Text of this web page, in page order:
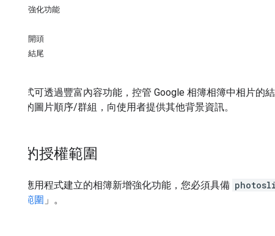
地圖強化功能
相簿開頭
相簿結尾
應用程式可透過豐富內容功能，控管 Google 相簿相簿中相片
述故事的圖片順序/群組，向使用者提供其他背景資訊。
必要的授權範圍
如要為應用程式建立的相簿新增強化功能，您必須具備
授權範圍 」。